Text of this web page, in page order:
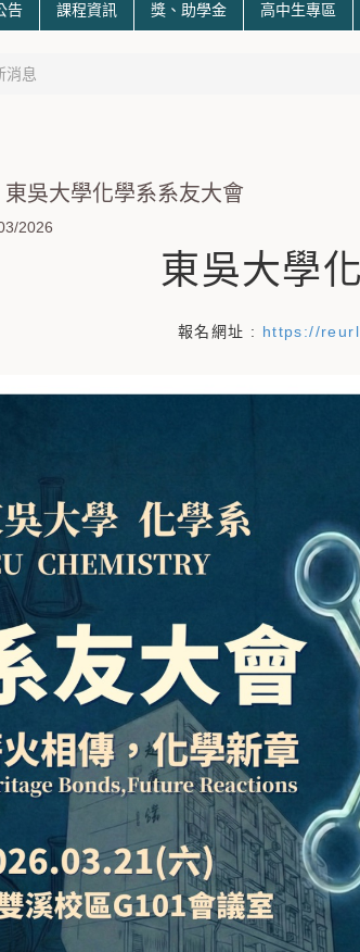
告 課程資訊 獎、助學金 高中生專區
消息
吳大學化學系系友大會
2026
東吳大學
報名網址 : https://